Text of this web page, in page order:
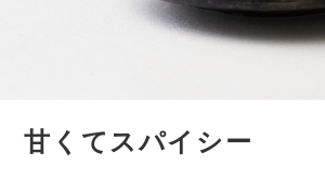
甘くてスパイシー